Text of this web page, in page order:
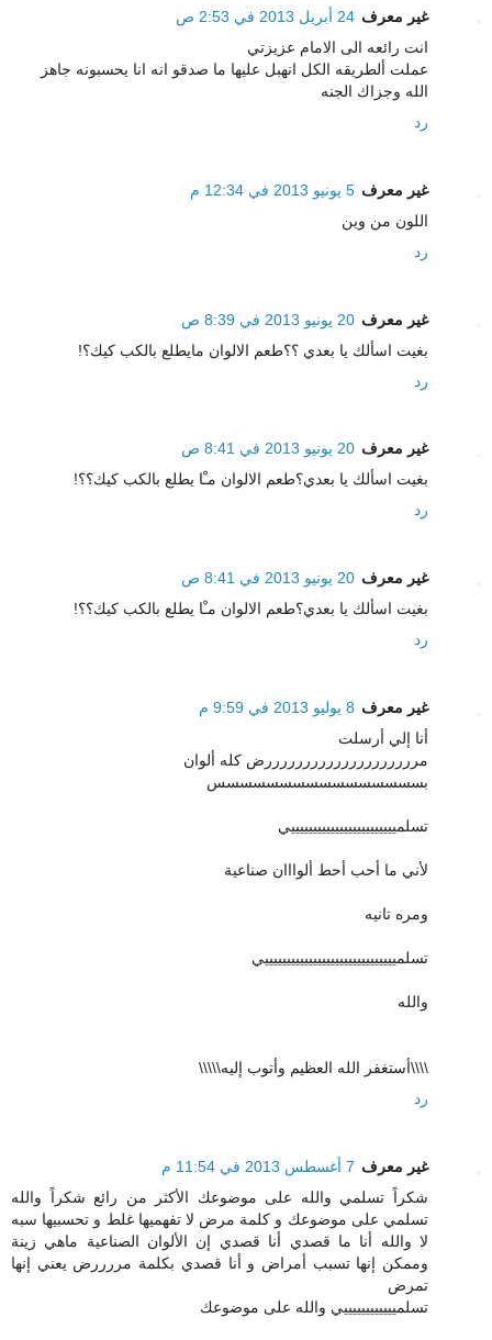
غير معرف 24 أبريل 2013 في 2:53 ص
انت رائعه الى الامام عزيزتي
عملت ألطريقه الكل انهبل عليها ما صدقو انه انا يحسبونه جاهز
الله وجزاك الجنه
رد
غير معرف 5 يونيو 2013 في 12:34 م
اللون من وين
رد
غير معرف 20 يونيو 2013 في 8:39 ص
بغيت اسألك يا بعدي ؟؟طعم الالوان مايطلع بالكب كيك؟!
رد
غير معرف 20 يونيو 2013 في 8:41 ص
بغيت اسألك يا بعدي؟طعم الالوان مـْا يطلع بالكب كيك؟؟!
رد
غير معرف 20 يونيو 2013 في 8:41 ص
بغيت اسألك يا بعدي؟طعم الالوان مـْا يطلع بالكب كيك؟؟!
رد
غير معرف 8 يوليو 2013 في 9:59 م
أنا إلي أرسلت
مررررررررررررررررررررض كله ألوان
بسسسسسسسسسسسسسسسس
تسلمييييييييييييييييييييييييي
لأني ما أحب أحط ألوااان صناعية
ومره تانيه
تسلمييييييييييييييييييييييييييييييي
والله
\\\\أستغفر الله العظيم وأتوب إليه\\\\\
رد
غير معرف 7 أغسطس 2013 في 11:54 م
شكراً تسلمي والله على موضوعك الأكثر من رائع شكراً والله
تسلمي على موضوعك و كلمة مرض لا تفهميها غلط و تحسبيها سبه
لا والله أنا ما قصدي أنا قصدي إن الألوان الصناعية ماهي زينة
وممكن إنها تسبب أمراض و أنا قصدي بكلمة مررررض يعني إنها
تمرض
تسلمييييييييييييي والله على موضوعك